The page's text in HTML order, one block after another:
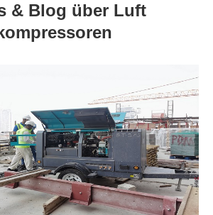
& Blog über Luft